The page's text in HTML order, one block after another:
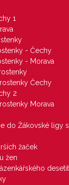
1
- Čechy
- Morava
Čechy
2
Morava
do Žákovské ligy
žaček
žen